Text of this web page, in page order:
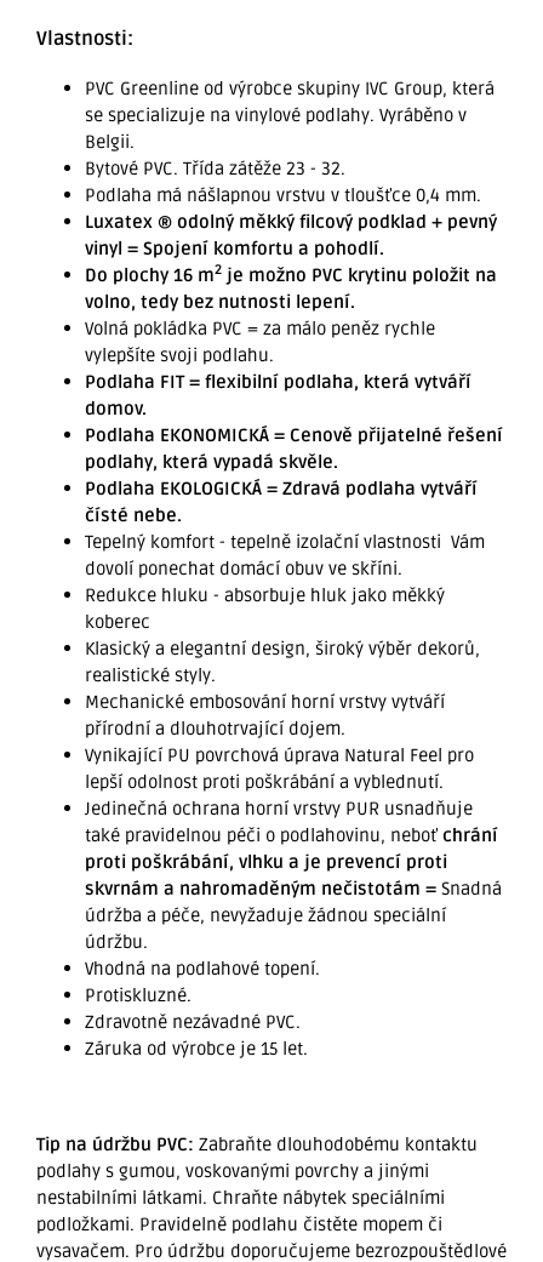
Vlastnosti:
PVC Greenline od výrobce skupiny IVC Group, která
se specializuje na vinylové podlahy. Vyráběno v
Belgii.
Bytové PVC. Třída zátěže 23 - 32.
Podlaha má nášlapnou vrstvu v tloušťce 0,4 mm.
Luxatex ® odolný měkký filcový podklad + pevný
vinyl = Spojení komfortu a pohodlí.
Do plochy 16 m2 je možno PVC krytinu položit na
volno, tedy bez nutnosti lepení.
Volná pokládka PVC = za málo peněz rychle
vylepšíte svoji podlahu.
Podlaha FIT = flexibilní podlaha, která vytváří
domov.
Podlaha EKONOMICKÁ = Cenově přijatelné řešení
podlahy, která vypadá skvěle.
Podlaha EKOLOGICKÁ = Zdravá podlaha vytváří
čísté nebe.
Tepelný komfort - tepelně izolační vlastnosti Vám
dovolí ponechat domácí obuv ve skříni.
Redukce hluku - absorbuje hluk jako měkký
koberec
Klasický a elegantní design, široký výběr dekorů,
realistické styly.
Mechanické embosování horní vrstvy vytváří
přírodní a dlouhotrvající dojem.
Vynikající PU povrchová úprava Natural Feel pro
lepší odolnost proti poškrábání a vyblednutí.
Jedinečná ochrana horní vrstvy PUR usnadňuje
také pravidelnou péči o podlahovinu, neboť chrání
proti poškrábání, vlhku a je prevencí proti
skvrnám a nahromaděným nečistotám = Snadná
údržba a péče, nevyžaduje žádnou speciální
údržbu.
Vhodná na podlahové topení.
Protiskluzné.
Zdravotně nezávadné PVC.
Záruka od výrobce je 15 let.
Tip na údržbu PVC: Zabraňte dlouhodobému kontaktu
podlahy s gumou, voskovanými povrchy a jinými
nestabilními látkami. Chraňte nábytek speciálními
podložkami. Pravidelně podlahu čistěte mopem či
vysavačem. Pro údržbu doporučujeme bezrozpouštědlové